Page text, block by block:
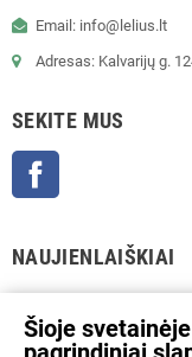
Email: info@lelius.lt
Adresas: Kalvarijų g.
SEKITE MUS
NAUJIENLAIŠKIAI
Šioje